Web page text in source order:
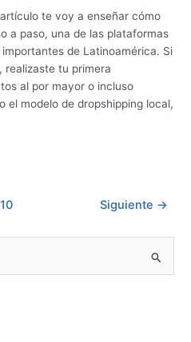
te voy a enseñar cómo
a paso, una de las plataformas
de Latinoamérica. Si
realizaste tu primera
al por mayor o incluso
el modelo de dropshipping local,
10 Siguiente →